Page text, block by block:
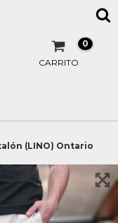
CARRITO
0
(LINO) Ontario